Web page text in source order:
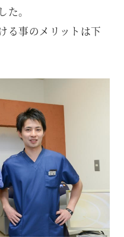
。
る事のメリットは下